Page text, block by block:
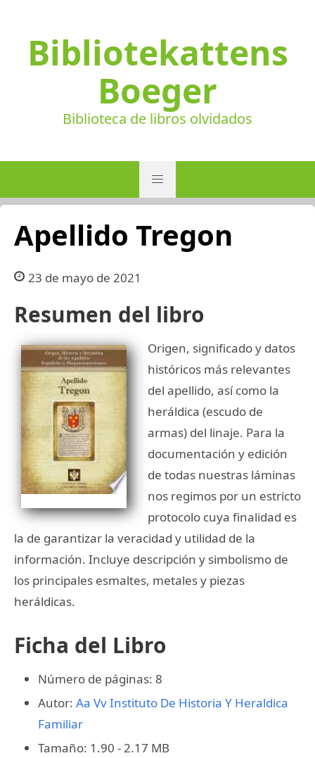
Bibliotekattens
Boeger
Biblioteca de libros olvidados
Apellido Tregon
23 de mayo de 2021
Resumen del libro
Origen, significado y datos
históricos más relevantes
del apellido, así como la
heráldica (escudo de
armas) del linaje. Para la
documentación y edición
de todas nuestras láminas
nos regimos por un estricto
protocolo cuya finalidad es
la de garantizar la veracidad y utilidad de la
información. Incluye descripción y simbolismo de
los principales esmaltes, metales y piezas
heráldicas.
Ficha del Libro
Número de páginas: 8
Autor: Aa VvInstituto De Historia Y Heraldica
Familiar
Tamaño: 1.90 - 2.17 MB